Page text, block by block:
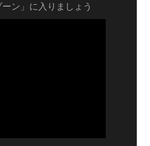
ン」に入りましょう